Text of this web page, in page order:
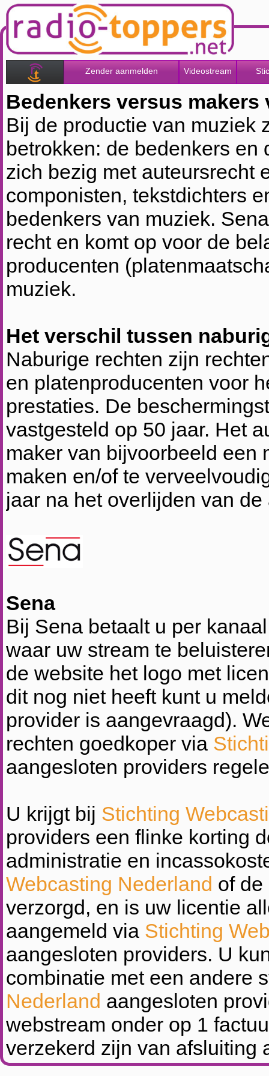
Zender aanmelden Videostream
Bedenkers versus makers
Bij de productie van muziek
betrokken: de bedenkers en
zich bezig met auteursrecht
componisten, tekstdichters
bedenkers van muziek.
recht en komt op voor de
producenten
muziek.
Het verschil tussen
Naburige rechten zijn
en platenproducenten voor
prestaties. De
vastgesteld op 50 jaar. Het
maker van bijvoorbeeld een
maken en/of te
jaar na het overlijden van de
Sena
Bij Sena betaalt u per
waar uw stream te
de website het logo met
dit nog niet heeft kunt u
provider is aangevraagd).
rechten goedkoper via
aangesloten providers
U krijgt bij Stichting
providers een flinke korting
administratie en
Webcasting Nederland of de
verzorgd, en is uw licentie
aangemeld via Stichting
aangesloten providers. U
combinatie met een andere
Nederland aangesloten
webstream onder op 1
verzekerd zijn van afsluiting